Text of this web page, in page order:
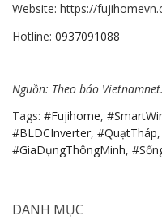
Website: https://
Hotline: 0937091088
Nguồn: Theo báo
Tags: #Fujihome,
#BLDCInverter, #QuạtTháp,
#GiaDụngThôngMinh,
DANH MỤC